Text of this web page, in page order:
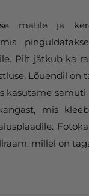
matile ja
Pilt jätkub ka
Lõuendil on
kasutame
mis
millel on